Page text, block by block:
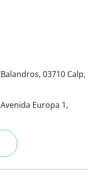
Balandros, 03710 Calp,
Avenida Europa 1,